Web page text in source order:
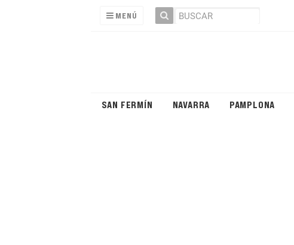
MENÚ
SAN FERMÍN NAVARRA PAMPLONA